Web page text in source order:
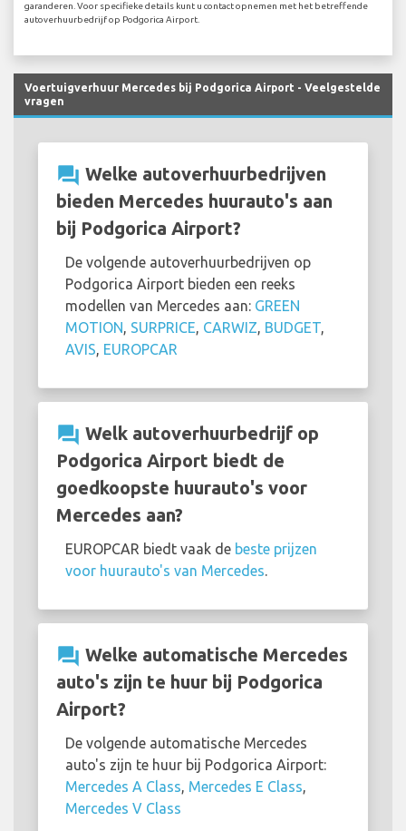
garanderen. Voor specifieke details kunt u contact opnemen met het betreffende
autoverhuurbedrijf op Podgorica Airport.
Voertuigverhuur Mercedes bij Podgorica Airport - Veelgestelde
vragen
question_answer Welke autoverhuurbedrijven
bieden Mercedes huurauto's aan
bij Podgorica Airport?
De volgende autoverhuurbedrijven op
Podgorica Airport bieden een reeks
modellen van Mercedes aan: GREEN
MOTION, SURPRICE, CARWIZ, BUDGET,
AVIS, EUROPCAR
question_answer Welk autoverhuurbedrijf op
Podgorica Airport biedt de
goedkoopste huurauto's voor
Mercedes aan?
EUROPCAR biedt vaak de beste prijzen
voor huurauto's van Mercedes.
question_answer Welke automatische Mercedes
auto's zijn te huur bij Podgorica
Airport?
De volgende automatische Mercedes
auto's zijn te huur bij Podgorica Airport:
Mercedes A Class, Mercedes E Class,
Mercedes V Class